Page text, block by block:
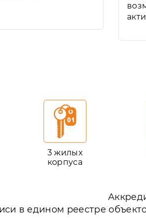
3 жилых
корпуса
в едином реестре